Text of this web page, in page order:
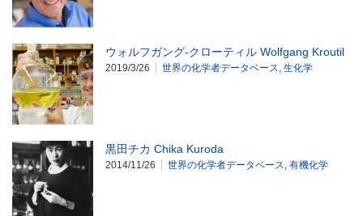
ウォルフガング-クローティル Wolfgang Kroutil
2019/3/26 世界の化学者データベース 生化学
黒田チカ Chika Kuroda
2014/11/26 世界の化学者データベース 有機化学